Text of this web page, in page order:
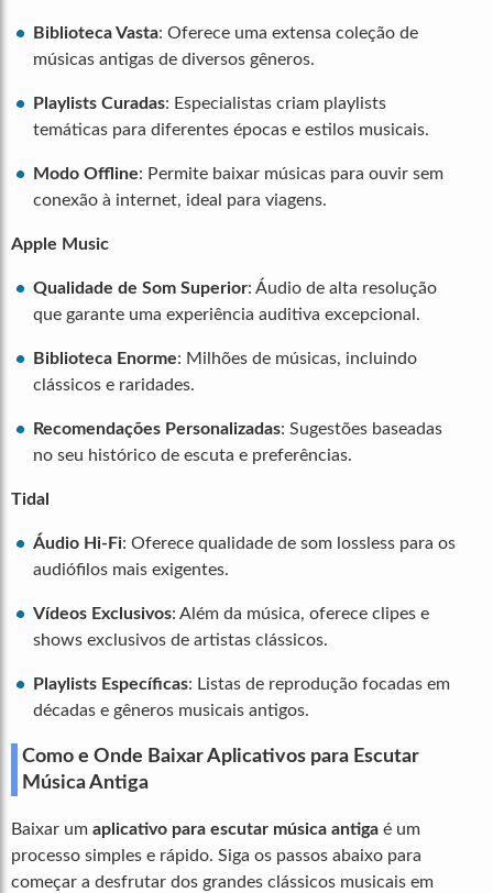
Biblioteca Vasta: Oferece uma extensa coleção de
músicas antigas de diversos gêneros.
Playlists Curadas: Especialistas criam playlists
temáticas para diferentes épocas e estilos musicais.
Modo Offline: Permite baixar músicas para ouvir sem
conexão à internet, ideal para viagens.
Apple Music
Qualidade de Som Superior: Áudio de alta resolução
que garante uma experiência auditiva excepcional.
Biblioteca Enorme: Milhões de músicas, incluindo
clássicos e raridades.
Recomendações Personalizadas: Sugestões baseadas
no seu histórico de escuta e preferências.
Tidal
Áudio Hi-Fi: Oferece qualidade de som lossless para os
audiófilos mais exigentes.
Vídeos Exclusivos: Além da música, oferece clipes e
shows exclusivos de artistas clássicos.
Playlists Específicas: Listas de reprodução focadas em
décadas e gêneros musicais antigos.
Como e Onde Baixar Aplicativos para Escutar
Música Antiga
Baixar um aplicativo para escutar música antiga é um
processo simples e rápido. Siga os passos abaixo para
começar a desfrutar dos grandes clássicos musicais em